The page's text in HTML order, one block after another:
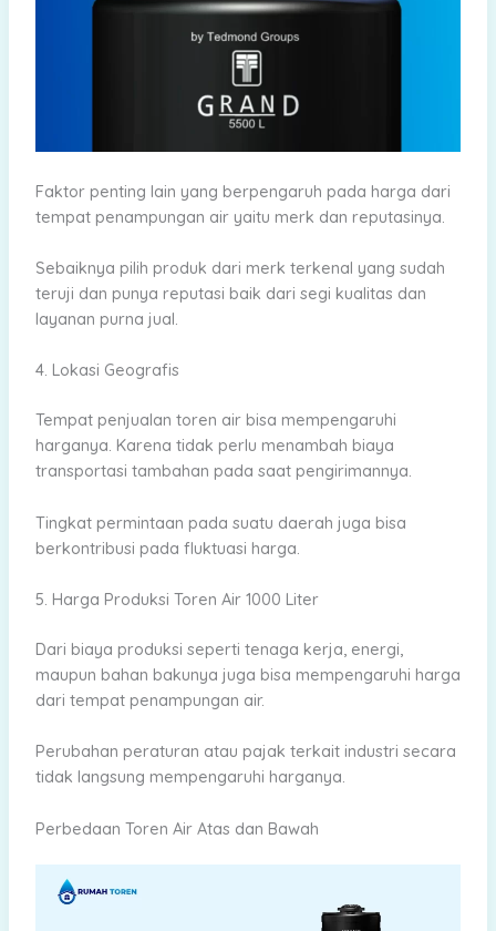
Faktor penting lain yang berpengaruh pada harga dari
tempat penampungan air yaitu merk dan reputasinya.
Sebaiknya pilih produk dari merk terkenal yang sudah
teruji dan punya reputasi baik dari segi kualitas dan
layanan purna jual.
4. Lokasi Geografis
Tempat penjualan toren air bisa mempengaruhi
harganya. Karena tidak perlu menambah biaya
transportasi tambahan pada saat pengirimannya.
Tingkat permintaan pada suatu daerah juga bisa
berkontribusi pada fluktuasi harga.
5. Harga Produksi Toren Air 1000 Liter
Dari biaya produksi seperti tenaga kerja, energi,
maupun bahan bakunya juga bisa mempengaruhi harga
dari tempat penampungan air.
Perubahan peraturan atau pajak terkait industri secara
tidak langsung mempengaruhi harganya.
Perbedaan Toren Air Atas dan Bawah